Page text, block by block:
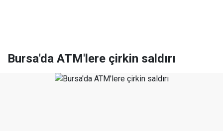
Bursa'da ATM'lere çirkin saldırı